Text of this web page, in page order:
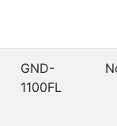
GND-
1100FL